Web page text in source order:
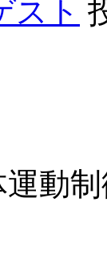
スト
運動